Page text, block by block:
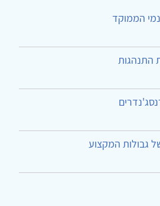
הממוקד
התנהגות
גבולות המקצוע